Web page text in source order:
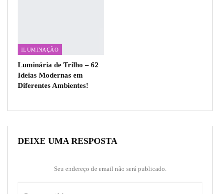
ILUMINAÇÃO
Luminária de Trilho – 62
Ideias Modernas em
Diferentes Ambientes!
DEIXE UMA RESPOSTA
Seu endereço de email não será publicado.